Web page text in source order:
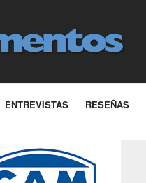
ENTREVISTAS RESEÑAS